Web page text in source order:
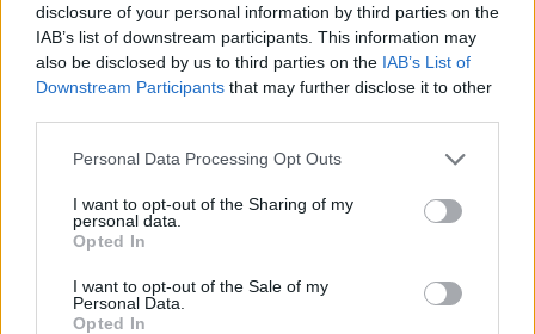
disclosure of your personal information by third parties on the
IAB’s list of downstream participants. This information may
also be disclosed by us to third parties on the IAB’s List of
Downstream Participants that may further disclose it to other
Personal Data Processing Opt Outs
I want to opt-out of the Sharing of my
personal data.
Opted In
I want to opt-out of the Sale of my
Personal Data.
Opted In
Minka 13. rész
Clayton-ügy